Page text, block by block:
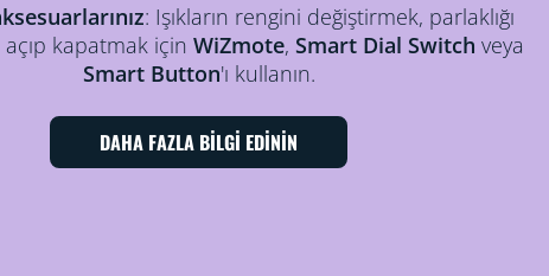
: Işıkların rengini değiştirmek, parlaklığı
açıp kapatmak içinWiZmote,Smart Dial Switch veya
Smart Button'ı kullanın.
DAHA FAZLA BİLGİ EDİNİN